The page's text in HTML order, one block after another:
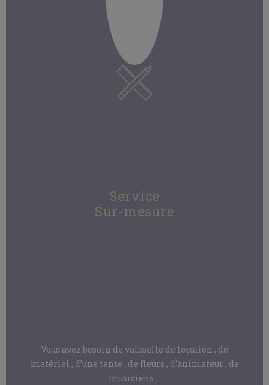
Service
Sur-mesure
Vous avez besoin de vaisselle de location , de
matériel , d'une tente , de fleurs , d'animateur , de
musiciens ...